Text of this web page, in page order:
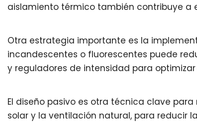
aislamiento térmico también contribuye a
Otra estrategia importante es la
incandescentes o fluorescentes puede
y reguladores de intensidad para
El diseño pasivo es otra técnica clave
solar y la ventilación natural, para reducir